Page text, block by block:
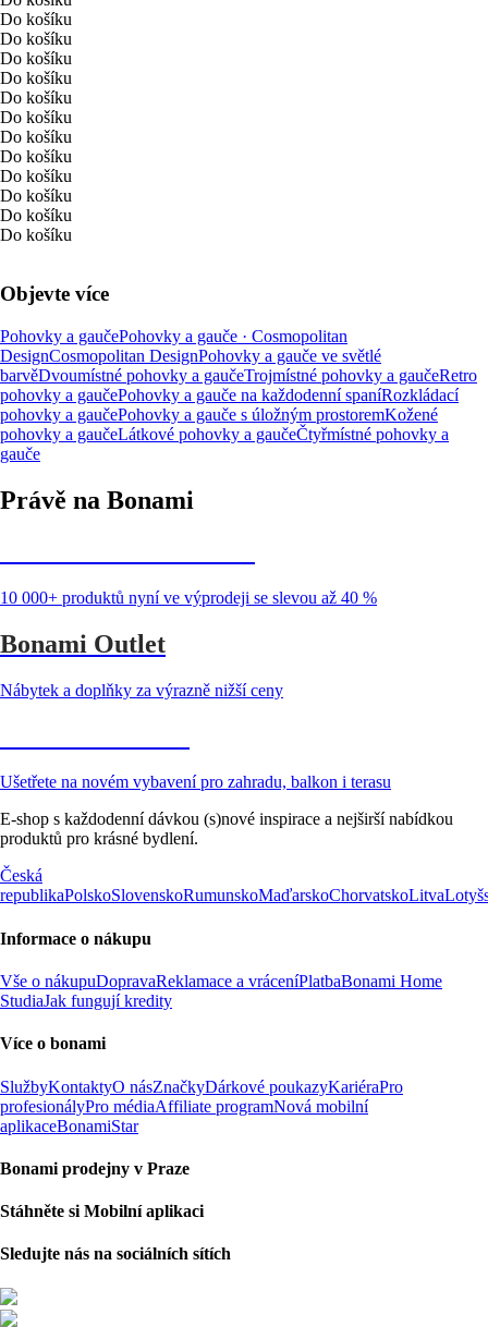
Do košíku
Do košíku
Do košíku
Do košíku
Do košíku
Do košíku
Do košíku
Do košíku
Do košíku
Do košíku
Do košíku
Do košíku
Objevte více
Pohovky a gaučePohovky a gauče · Cosmopolitan
DesignCosmopolitan DesignPohovky a gauče ve světlé
barvěDvoumístné pohovky a gaučeTrojmístné pohovky a gaučeRetro
pohovky a gaučePohovky a gauče na každodenní spaníRozkládací
pohovky a gaučePohovky a gauče s úložným prostoremKožené
pohovky a gaučeLátkové pohovky a gaučeČtyřmístné pohovky a
gauče
Právě na Bonami
10 000+ produktů nyní ve výprodeji se slevou až 40 %
Bonami Outlet
Nábytek a doplňky za výrazně nižší ceny
Ušetřete na novém vybavení pro zahradu, balkon i terasu
E-shop s každodenní dávkou (s)nové inspirace a nejširší nabídkou
produktů pro krásné bydlení.
Česká
republikaPolskoSlovenskoRumunskoMaďarskoChorvatskoLitva
Informace o nákupu
Vše o nákupuDopravaReklamace a vráceníPlatbaBonami Home
StudiaJak fungují kredity
Více o bonami
SlužbyKontaktyO násZnačkyDárkové poukazyKariéraPro
profesionályPro médiaAffiliate programNová mobilní
aplikaceBonamiStar
Bonami prodejny v Praze
Stáhněte si Mobilní aplikaci
Sledujte nás na sociálních sítích